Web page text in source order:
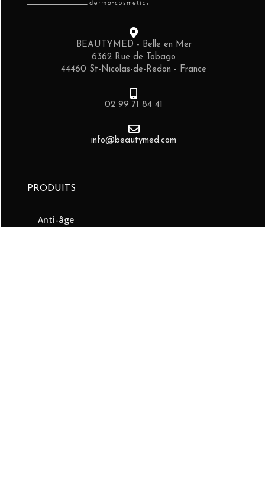
BEAUTYMED - Belle en Mer
6362 Rue de Tobago
44460 St-Nicolas-de-Redon - France
02 99 71 84 41
info@beautymed.com
PRODUITS
Anti-âge